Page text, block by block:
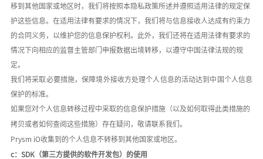
移到其他国家或地区时，我们将按照本隐私政策所述并遵照适用法律的规定保
护这些信息。在适用法律有要求的情况下，我们将与信息接收人达成有约束力
的合同义务，以维护您的信息保护权利。此外，我们还将在适用法律有要求的
情况下向相应的监督主管部门申报数据出境转移，以遵守中国法律法规的规
定。
我们将采取必要措施，保障境外接收方处理个人信息的活动达到中国个人信息
保护的标准。
如果您对个人信息转移过程中采取的信息保护措施（以及如何取得此类措施的
拷贝或者如何查阅这些措施）存在疑问，敬请联系我们。
Prysm iO收集到的个人信息不转移到其他国家或地区。
c：SDK（第三方提供的软件开发包）的使用